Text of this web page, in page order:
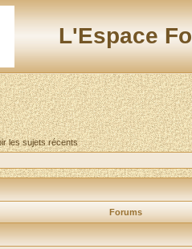
L'Espace
les sujets récents
Forums